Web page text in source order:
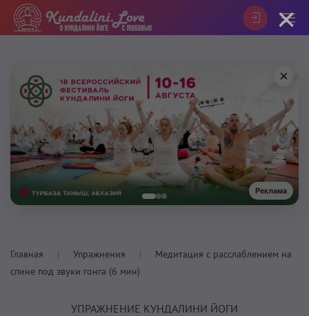
Реклама
×
Главная Упражнения
Медитация с расслаблением на
спине под звуки гонга (6 мин)
УПРАЖНЕНИЕ КУНДАЛИНИ ЙОГИ
×